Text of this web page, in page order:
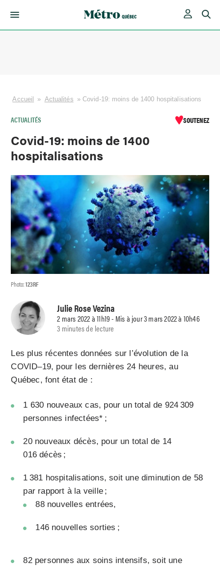
Accueil » Actualités » Covid-19: moins de 1400 hospitalisations
ACTUALITÉS SOUTENEZ
Covid-19: moins de 1400
hospitalisations
Photo:123RF
Julie Rose Vezina
2 mars 2022 à 11h19 - Mis à jour 3 mars 2022 à 10h46
3 minutes de lecture
Les plus récentes données sur l’évolution de la
COVID–19, pour les dernières 24 heures, au
Québec, font état de :
1 630 nouveaux cas, pour un total de 924 309
personnes infectées* ;
20 nouveaux décès, pour un total de 14
016 décès ;
1 381 hospitalisations, soit une diminution de 58
par rapport à la veille ;
88 nouvelles entrées,
146 nouvelles sorties ;
82 personnes aux soins intensifs, soit une